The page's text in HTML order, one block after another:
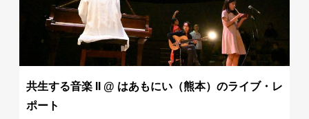
共生する音楽 II @ はあもにい（熊本）のライブ・レ
ポート